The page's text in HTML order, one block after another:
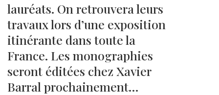
lauréats. On retrouvera leurs
travaux lors d’une exposition
itinérante dans toute la
France. Les monographies
seront éditées chez Xavier
Barral prochainement…